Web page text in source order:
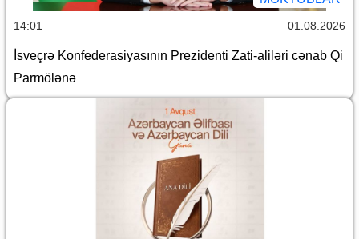
14:01 01.08.2026
İsveçrə Konfederasiyasının Prezidenti Zati-aliləri cənab Qi
Parmölənə